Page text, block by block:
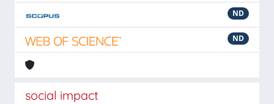
ND
ND
social impact